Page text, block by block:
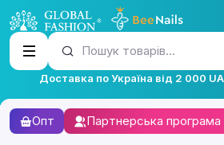
Пошук товарів...
Доставка по Україна від 2 000
Опт Партнерська програма